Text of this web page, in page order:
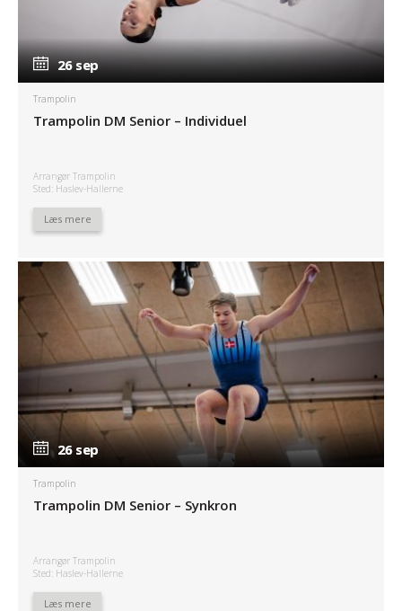
26 sep
26 sep
Trampolin
Trampolin DM Senior – Individuel
Arrangør Trampolin
Sted: Haslev-Hallerne
Læs mere
26 sep
26 sep
Trampolin
Trampolin DM Senior – Synkron
Arrangør Trampolin
Sted: Haslev-Hallerne
Læs mere